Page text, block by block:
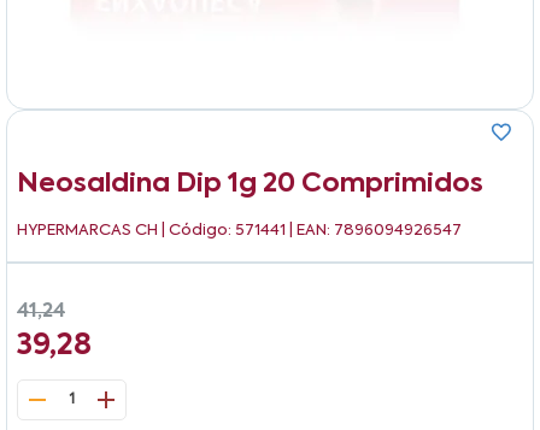
Neosaldina Dip 1g 20 Comprimidos
HYPERMARCAS CH | Código: 571441 | EAN: 7896094926547
41,24
39,28
1